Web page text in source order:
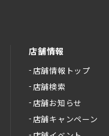
店舗情報
店舗情報トップ
店舗検索
店舗お知らせ
店舗キャンペーン